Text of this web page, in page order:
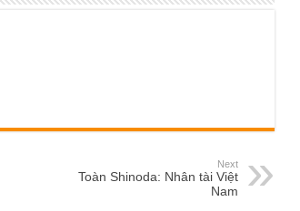
Next
Toàn Shinoda: Nhân tài Việt
Nam